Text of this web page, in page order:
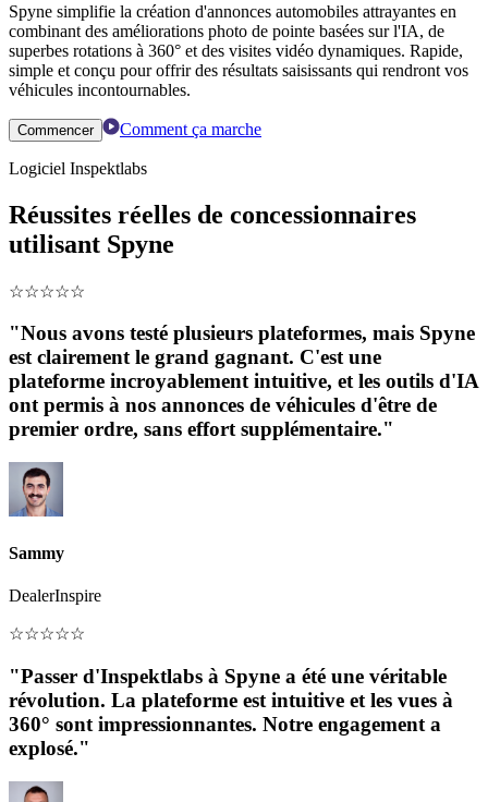
Spyne simplifie la création d'annonces automobiles attrayantes en
combinant des améliorations photo de pointe basées sur l'IA, de
superbes rotations à 360° et des visites vidéo dynamiques. Rapide,
simple et conçu pour offrir des résultats saisissants qui rendront vos
véhicules incontournables.
Commencer Comment ça marche
Logiciel Inspektlabs
Réussites réelles de concessionnaires
utilisant Spyne
☆☆☆☆☆
"Nous avons testé plusieurs plateformes, mais Spyne
est clairement le grand gagnant. C'est une
plateforme incroyablement intuitive, et les outils d'IA
ont permis à nos annonces de véhicules d'être de
premier ordre, sans effort supplémentaire."
Sammy
DealerInspire
☆☆☆☆☆
"Passer d'Inspektlabs à Spyne a été une véritable
révolution. La plateforme est intuitive et les vues à
360° sont impressionnantes. Notre engagement a
explosé."